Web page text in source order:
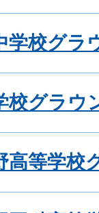
学校グラ
校グラウ
高等学校